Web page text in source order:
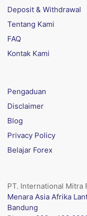
Deposit & Withdrawal
Tentang Kami
FAQ
Kontak Kami
Pengaduan
Disclaimer
Blog
Privacy Policy
Belajar Forex
PT. International Mitra
Menara Asia Afrika
Bandung